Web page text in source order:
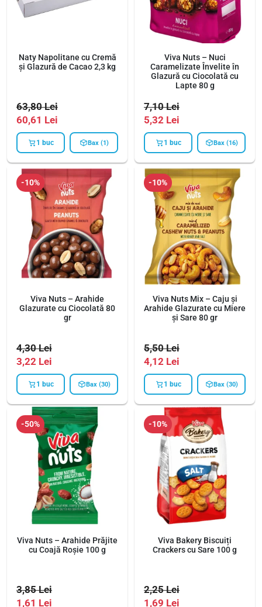
Naty Napolitane cu Cremă
și Glazură de Cacao 2,3 kg
63,80Lei
P
r
e
ț
u
l
t
:
6
3
,
8
0
60,61 Lei
r
ț
l
c
u
r
e
n
t
e
s
t
,
1
l
e
i
.
1 buc Bax (1)
Viva Nuts – Nuci
Caramelizate Învelite în
Glazură cu Ciocolată cu
Lapte 80 g
7,10Lei
5,32 Lei
1 buc Bax (16)
-10%
Viva Nuts – Arahide
Glazurate cu Ciocolată 80
gr
4,30Lei
3,22 Lei
1 buc Bax (30)
-10%
Viva Nuts Mix – Caju și
Arahide Glazurate cu Miere
și Sare 80 gr
5,50Lei
4,12 Lei
1 buc Bax (30)
-50%
Viva Nuts – Arahide Prăjite
cu Coajă Roșie 100 g
3,85Lei
1,61 Lei
-10%
Viva Bakery Biscuiți
Crackers cu Sare 100 g
2,25Lei
1,69 Lei